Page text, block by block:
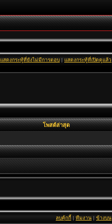
แสดงกระทู้ที่ยังไม่มีการตอบ | แสดงกระทู้ที่เปิดดูแล้ว
โพสต์ล่าสุด
ลบคุ้กกี้ | ทีมงาน | ข้างบน